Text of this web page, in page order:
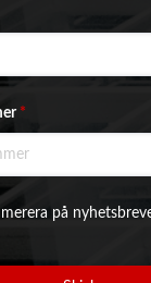
*
på